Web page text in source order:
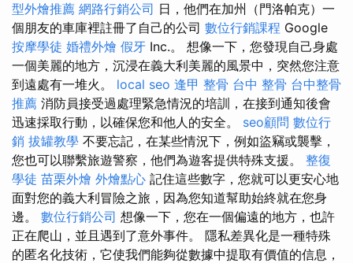
型外燴推薦 網路行銷公司 日，他們在加州（門洛帕克）一
個朋友的車庫裡註冊了自己的公司 數位行銷課程 Google
按摩學徒 婚禮外燴 假牙 Inc.。 想像一下，您發現自己身處
一個美麗的地方，沉浸在義大利美麗的風景中，突然您注意
到遠處有一堆火。 local seo 逢甲 整骨 台中 整骨 台中整骨
推薦 消防員接受過處理緊急情況的培訓，在接到通知後會
迅速採取行動，以確保您和他人的安全。 seo顧問 數位行
銷 拔罐教學 不要忘記，在某些情況下，例如盜竊或襲擊，
您也可以聯繫旅遊警察，他們為遊客提供特殊支援。 整復
學徒 苗栗外燴 外燴點心 記住這些數字，您就可以更安心地
面對您的義大利冒險之旅，因為您知道幫助始終就在您身
邊。 數位行銷公司 想像一下，您在一個偏遠的地方，也許
正在爬山，並且遇到了意外事件。 隱私差異化是一種特殊
的匿名化技術，它使我們能夠從數據中提取有價值的信息，